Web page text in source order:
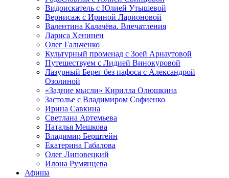
Видоискатель с Юлией Утышевой
Вернисаж с Ириной Ларионовой
Валентина Калачёва. Впечатления
Лариса Хенинен
Олег Гальченко
Культурный променад с Зоей Арнаутовой
Путешествуем с Лидией Винокуровой
Лазурный Берег без пафоса с Александрой
Озолиной
«Задние мысли» Кирилла Олюшкина
Застолье с Владимиром Софиенко
Ирина Савкина
Светлана Артемьева
Наталья Мешкова
Владимир Берштейн
Екатерина Габалова
Олег Липовецкий
Илона Румянцева
Афиша